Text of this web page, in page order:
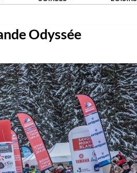
Odyssée